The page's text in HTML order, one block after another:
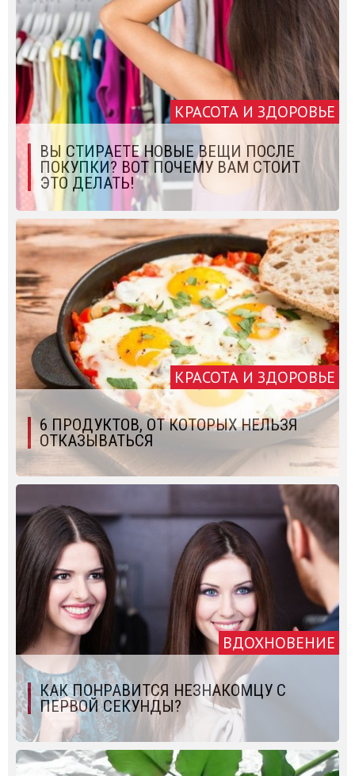
КРАСОТА И ЗДОРОВЬЕ
ВЫ СТИРАЕТЕ НОВЫЕ ВЕЩИ ПОСЛЕ
ПОКУПКИ? ВОТ ПОЧЕМУ ВАМ СТОИТ
ЭТО ДЕЛАТЬ!
КРАСОТА И ЗДОРОВЬЕ
6 ПРОДУКТОВ, ОТ КОТОРЫХ НЕЛЬЗЯ
ОТКАЗЫВАТЬСЯ
ВДОХНОВЕНИЕ
КАК ПОНРАВИТСЯ НЕЗНАКОМЦУ С
ПЕРВОЙ СЕКУНДЫ?